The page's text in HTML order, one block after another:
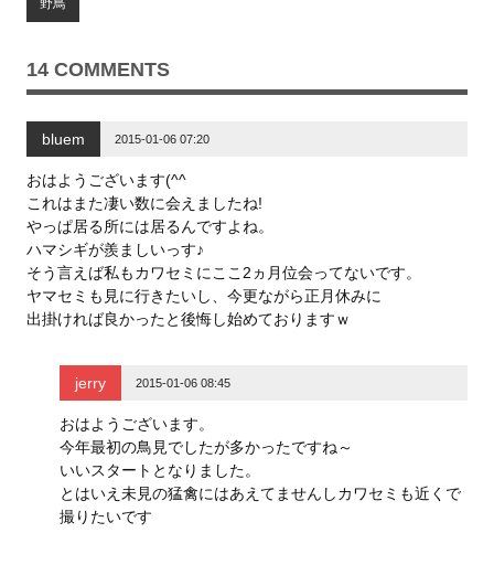
r
有
(
新
し
ウ
ィ
ン
ウ
で
開
き
ま
す
)
ク
リ
ッ
ク
く
い
(
新
し
い
ウ
ィ
ン
ド
ウ
で
開
す
(
新
し
ィ
ウ
で
開
き
ま
す
)
野鳥
14 COMMENTS
bluem 2015-01-06 07:20
おはようございます(^^
これはまた凄い数に会えましたね!
やっぱ居る所には居るんですよね。
ハマシギが羨ましいっす♪
そう言えば私もカワセミにここ2ヵ月位会ってないです。
ヤマセミも見に行きたいし、今更ながら正月休みに
出掛ければ良かったと後悔し始めておりますｗ
jerry 2015-01-06 08:45
おはようございます。
今年最初の鳥見でしたが多かったですね～
いいスタートとなりました。
とはいえ未見の猛禽にはあえてませんしカワセミも近くで
撮りたいです